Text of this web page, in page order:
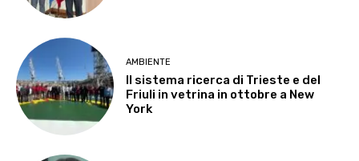
AMBIENTE
Il sistema ricerca di Trieste e del
Friuli in vetrina in ottobre a New
York